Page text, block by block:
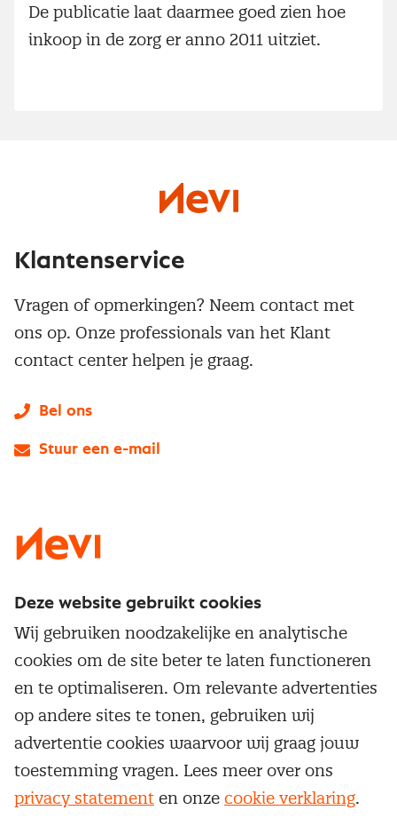
De publicatie laat daarmee goed zien hoe
inkoop in de zorg er anno 2011 uitziet.
Service & contact
Over inkoop
Netwerk en communities
Aanmelden nieuwsbrief
Word lid van Nevi
Populaire thema's
Aanbesteden
Contractmanagement
Kostenmanagement
Onderhandelen
Opleidingen en trainingen
Trainingen
Opleidingen
Maatwerk
Klantenservice
Vragen of opmerkingen? Neem contact met
ons op. Onze professionals van het Klant
contact center helpen je graag.
Bel ons
Stuur een e-mail
Cookievoorkeuren beherenOnzealgemene
Deze website gebruikt cookies
Wij gebruiken noodzakelijke en analytische
cookies om de site beter te laten functioneren
en te optimaliseren. Om relevante advertenties
op andere sites te tonen, gebruiken wij
advertentie cookies waarvoor wij graag jouw
toestemming vragen. Lees meer over ons
privacy statement en onze cookie verklaring.